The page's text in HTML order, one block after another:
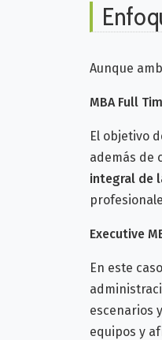
Aunque
MBA Full
El objetivo
además de
integral de
Executive
En este
escenarios
equipos y